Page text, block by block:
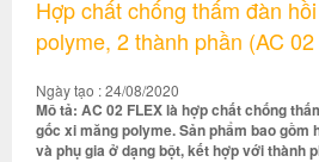
Hợp chất chống thấm đàn
polyme, 2 thành phần (AC
Ngày tạo : 24/08/2020
Mô tả: AC 02 FLEX là hợp chất chống
gốc xi măng polyme. Sản phẩm bao gồm
và phụ gia ở dạng bột, kết hợp với thành